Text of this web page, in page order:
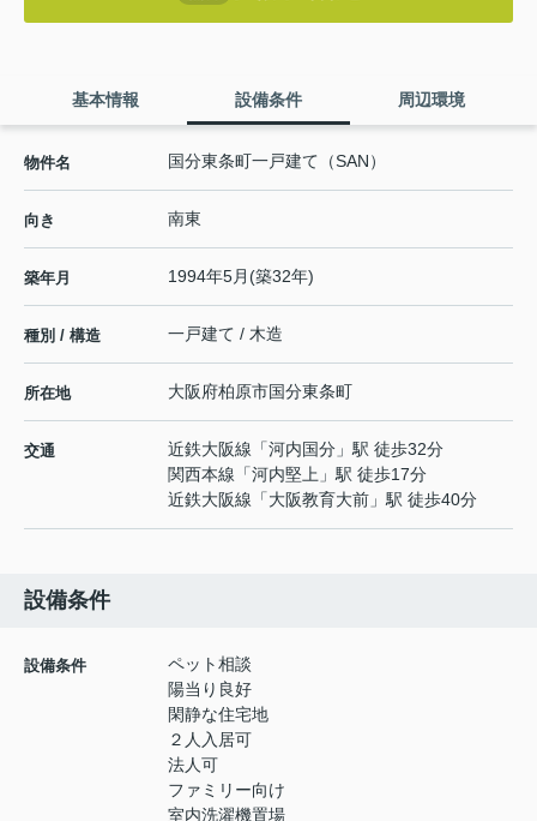
基本情報 設備条件 周辺環境
物件名 国分東条町一戸建て（SAN）
向き 南東
築年月 1994年5月(築32年)
種別 / 構造 一戸建て / 木造
所在地 大阪府柏原市国分東条町
交通 近鉄大阪線 「河内国分 」駅 徒歩32分
関西本線 「河内堅上 」駅 徒歩17分
近鉄大阪線 「大阪教育大前 」駅 徒歩40分
設備条件
設備条件
ペット相談
陽当り良好
閑静な住宅地
２人入居可
法人可
ファミリー向け
室内洗濯機置場